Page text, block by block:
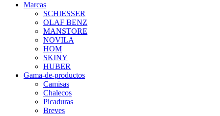
Marcas
SCHIESSER
OLAF BENZ
MANSTORE
NOVILA
HOM
SKINY
HUBER
Gama-de-productos
Camisas
Chalecos
Picaduras
Breves